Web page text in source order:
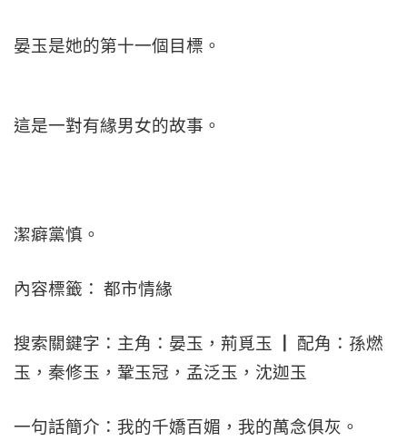
晏玉是她的第十一個目標。
這是一對有緣男女的故事。
潔癖黨慎。
內容標籤： 都市情緣
搜索關鍵字：主角：晏玉，荊覓玉 ┃ 配角：孫燃
玉，秦修玉，鞏玉冠，孟泛玉，沈迦玉
一句話簡介：我的千嬌百媚，我的萬念俱灰。